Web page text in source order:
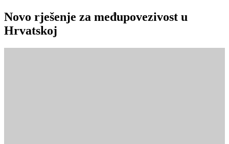
Novo rješenje za međupovezivost u
Hrvatskoj